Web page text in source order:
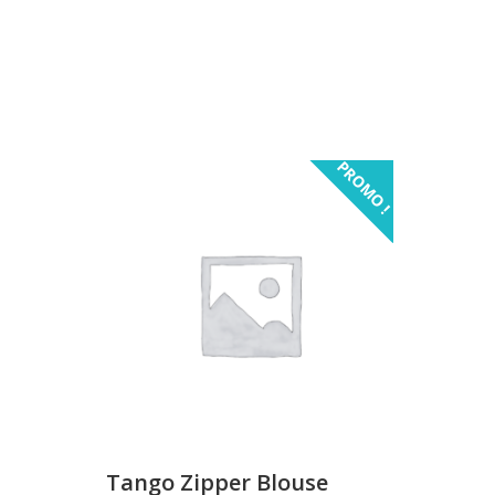
PROMO !
Tango Zipper Blouse